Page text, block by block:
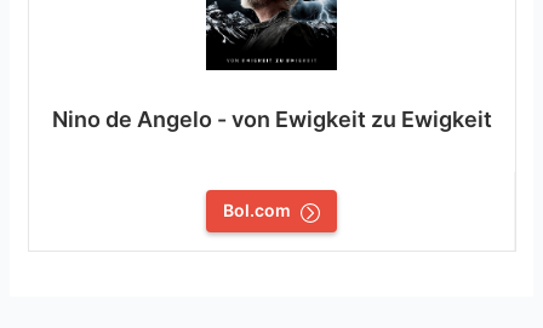
Nino de Angelo - von Ewigkeit zu Ewigkeit
Bol.com